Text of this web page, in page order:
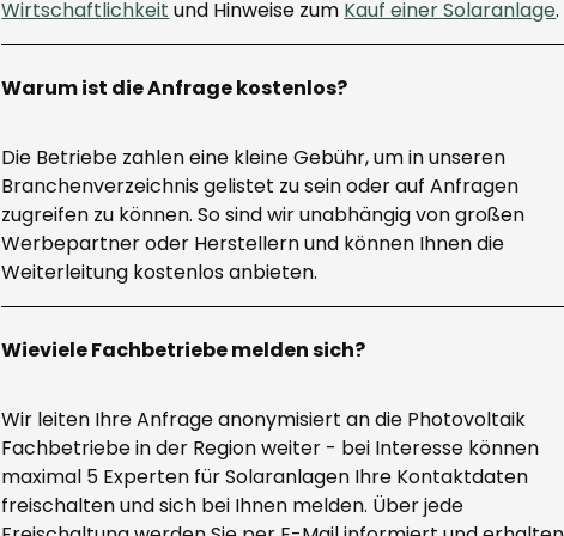
Wirtschaftlichkeit und Hinweise zum Kauf einer Solaranlage.
Warum ist die Anfrage kostenlos?
Die Betriebe zahlen eine kleine Gebühr, um in unseren
Branchenverzeichnis gelistet zu sein oder auf Anfragen
zugreifen zu können. So sind wir unabhängig von großen
Werbepartner oder Herstellern und können Ihnen die
Weiterleitung kostenlos anbieten.
Wieviele Fachbetriebe melden sich?
Wir leiten Ihre Anfrage anonymisiert an die Photovoltaik
Fachbetriebe in der Region weiter - bei Interesse können
maximal 5 Experten für Solaranlagen Ihre Kontaktdaten
freischalten und sich bei Ihnen melden. Über jede